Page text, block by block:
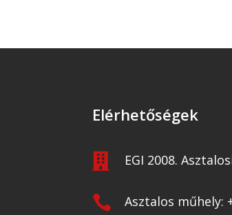
Elérhetőségek
 EGI 2008.
 Asztalos műhely: